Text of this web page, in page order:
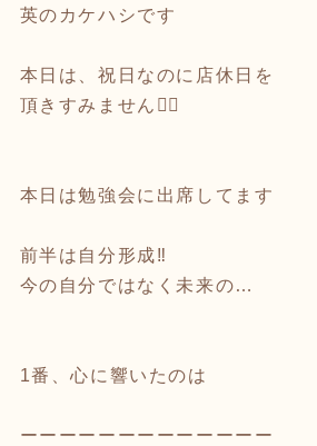
英のカケハシです
本日は、祝日なのに店休日を
頂きすみません🙇‍♂️
本日は勉強会に出席してます
前半は自分形成‼️
今の自分ではなく未来の…
1番、心に響いたのは
ーーーーーーーーーーーーー